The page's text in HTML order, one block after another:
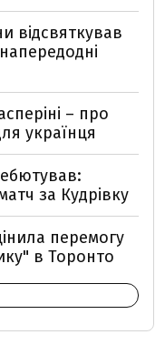
відсвяткував
– про
українця
за Кудрівку
перемогу
в Торонто